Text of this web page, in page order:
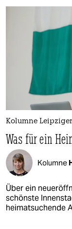
Kolumne
Was für ein
Kolumne
Über ein
schönste
heimatsuchende